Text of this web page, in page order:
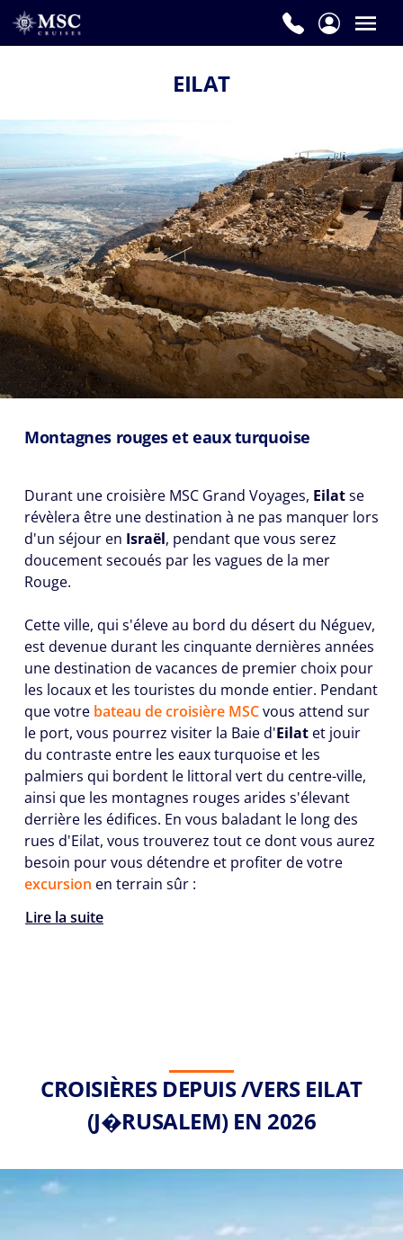
EILAT
Montagnes rouges et eaux turquoise
Durant une croisière MSC Grand Voyages, Eilatse
révèlera être une destination à ne pas manquer lors
d'un séjour en Israël, pendant que vous serez
doucement secoués par les vagues de la mer
Rouge.
Cette ville, qui s'éleve au bord du désert du Néguev,
est devenue durant les cinquante dernières années
une destination de vacances de premier choix pour
les locaux et les touristes du monde entier. Pendant
que votre bateau de croisière MSCvous attend sur
le port, vous pourrez visiter la Baie d'Eilat et jouir
du contraste entre les eaux turquoise et les
palmiers qui bordent le littoral vert du centre-ville,
ainsi que les montagnes rouges arides s'élevant
derrière les édifices. En vous baladant le long des
rues d'Eilat, vous trouverez tout ce dont vous aurez
besoin pour vous détendre et profiter de votre
excursion en terrain sûr :
Lire la suite
CROISIÈRES DEPUIS /VERS EILAT
(J�RUSALEM) EN 2026